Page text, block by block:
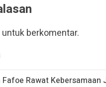
untuk berkomentar.
Rawat Kebersamaan